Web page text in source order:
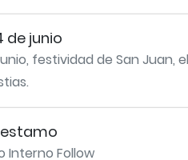
de junio
festividad de San Juan,
Interno Follow